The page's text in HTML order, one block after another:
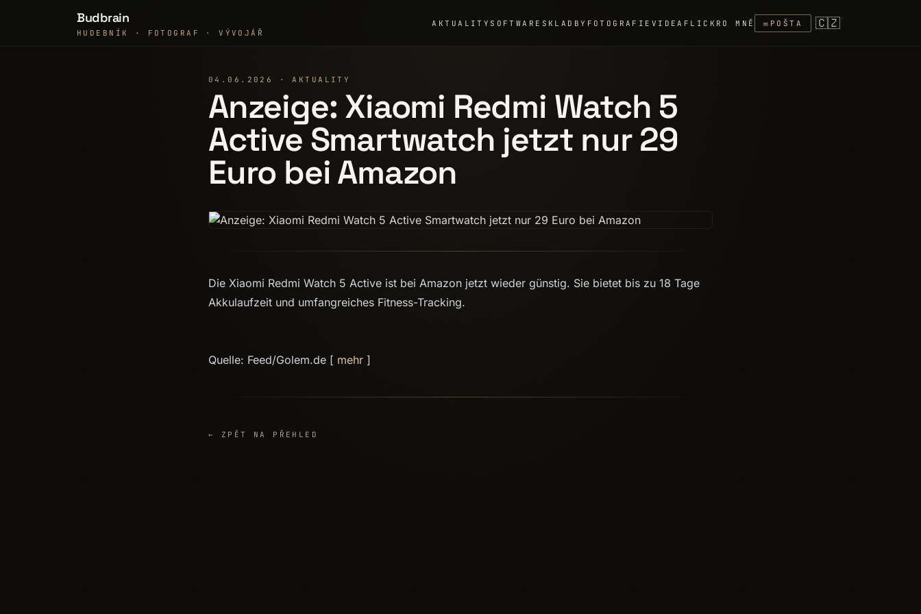
Budbrain
HUDEBNÍK · FOTOGRAF · VÝVOJÁŘ
AKTUALITY SOFTWARE SKLADBY FOTOGRAFIE VIDEA FLICKR O MNĚ ✉ POŠTA 🇨🇿
04.06.2026 · AKTUALITY
Anzeige: Xiaomi Redmi Watch 5
Active Smartwatch jetzt nur 29
Euro bei Amazon
Die Xiaomi Redmi Watch 5 Active ist bei Amazon jetzt wieder günstig. Sie bietet bis zu 18 Tage
Akkulaufzeit und umfangreiches Fitness-Tracking.
Quelle: Feed/Golem.de [ mehr ]
← ZPĚT NA PŘEHLED